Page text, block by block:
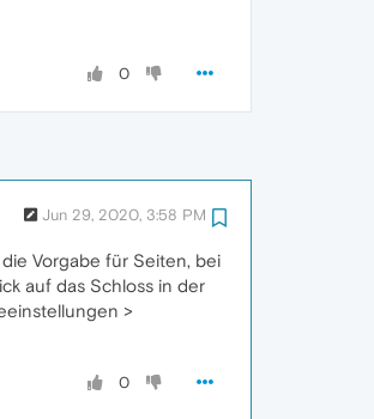
0
Jun 29, 2020, 3:58 PM
Vorgabe für Seiten, bei
auf das Schloss in der
>
0